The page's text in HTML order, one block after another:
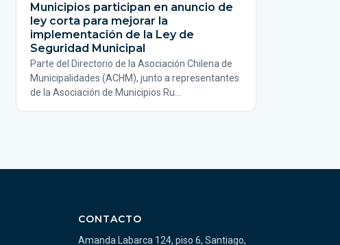
Municipios participan en anuncio de
ley corta para mejorar la
implementación de la Ley de
Seguridad Municipal
Parte del Directorio de la Asociación Chilena de
Municipalidades (ACHM), junto a representantes
de la Asociación de Municipios Ru…
CONTACTO
Amanda Labarca 124, piso 6, Santiago,